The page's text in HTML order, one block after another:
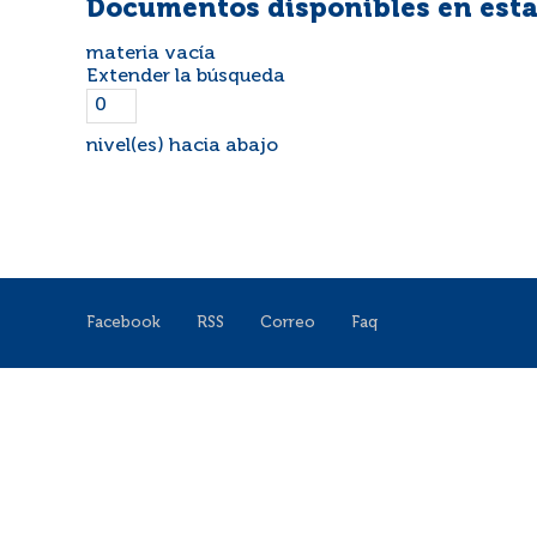
Documentos disponibles en
materia vacía
Extender la búsqueda
nivel(es) hacia abajo
Facebook RSS Correo Faq